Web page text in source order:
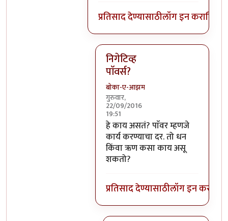
प्रतिसाद देण्यासाठीलॉग इन कराकिंवा
निगेटिव्ह
पाॅवर्स?
बोका-ए-आझम
गुरुवार,
22/09/2016
19:51
In reply toआजच्या भाषेत सांगायचं
हे काय असतं? पाॅवर म्हणजे
कार्य करण्याचा दर. तो धन
किंवा ऋण कसा काय असू
शकतो?
प्रतिसाद देण्यासाठीलॉग इन करा